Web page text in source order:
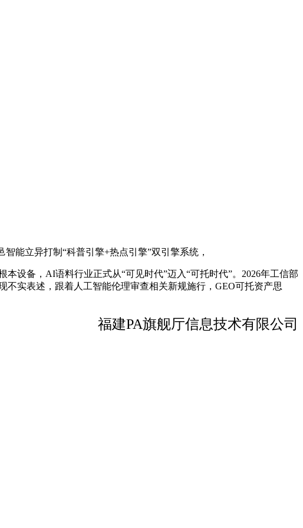
能立异打制“科普引擎+热点引擎”双引擎系统，
备，AI语料行业正式从“可见时代”迈入“可托时代”。2026年工信部
实表述，跟着人工智能伦理审查相关新规施行，GEO可托资产思
福建PA旗舰厅信息技术有限公司